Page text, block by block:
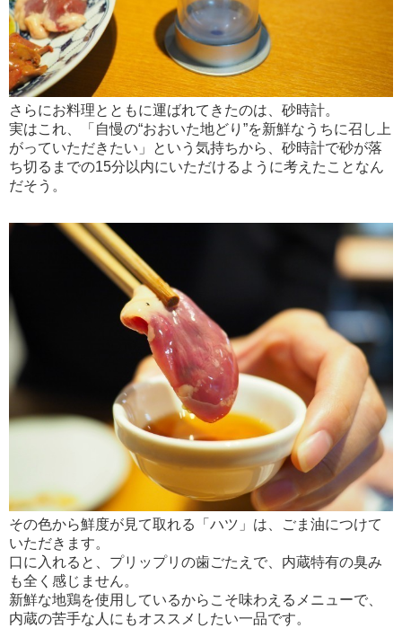
さらにお料理とともに運ばれてきたのは、砂時計。
実はこれ、「自慢の“おおいた地どり”を新鮮なうちに召し上
がっていただきたい」という気持ちから、砂時計で砂が落
ち切るまでの15分以内にいただけるように考えたことなん
だそう。
その色から鮮度が見て取れる「ハツ」は、ごま油につけて
いただきます。
口に入れると、プリップリの歯ごたえで、内蔵特有の臭み
も全く感じません。
新鮮な地鶏を使用しているからこそ味わえるメニューで、
内蔵の苦手な人にもオススメしたい一品です。